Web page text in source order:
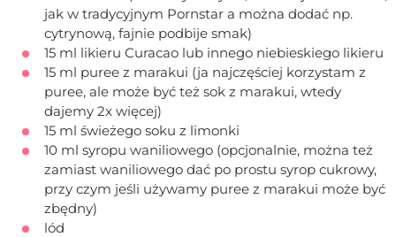
jak w tradycyjnym Pornstar a można dodać np.
cytrynową, fajnie podbije smak)
15 ml likieru Curacao lub innego niebieskiego likieru
15 ml puree z marakui (ja najczęściej korzystam z
puree, ale może być też sok z marakui, wtedy
dajemy 2x więcej)
15 ml świeżego soku z limonki
10 ml syropu waniliowego (opcjonalnie, można też
zamiast waniliowego dać po prostu syrop cukrowy,
przy czym jeśli używamy puree z marakui może być
zbędny)
lód